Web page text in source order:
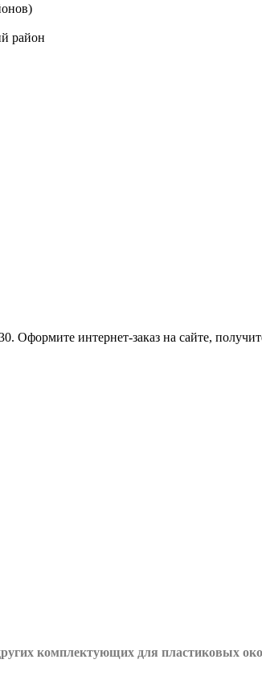
район
интернет-заказ на сайте,
комплектующих для пластиковых